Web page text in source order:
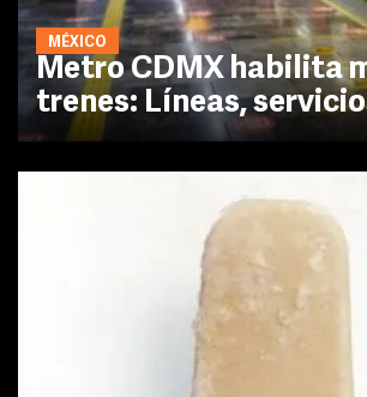
MÉXICO
Metro CDMX habilita
trenes: Líneas,